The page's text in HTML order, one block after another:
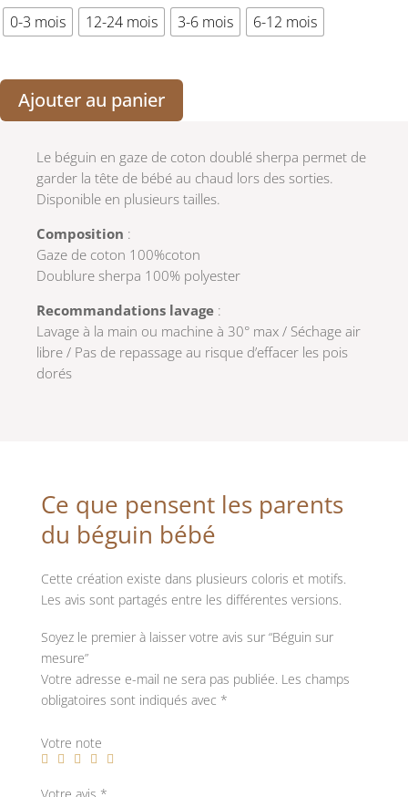
0-3 mois 12-24 mois 3-6 mois 6-12 mois
Ajouter au panier
Le béguin en gaze de coton doublé sherpa permet de
garder la tête de bébé au chaud lors des sorties.
Disponible en plusieurs tailles.
Composition :
Gaze de coton 100%coton
Doublure sherpa 100% polyester
Recommandations lavage :
Lavage à la main ou machine à 30° max / Séchage air
libre / Pas de repassage au risque d’effacer les pois
dorés
Ce que pensent les parents
du béguin bébé
Cette création existe dans plusieurs coloris et motifs.
Les avis sont partagés entre les différentes versions.
Soyez le premier à laisser votre avis sur “Béguin sur
mesure”
Votre adresse e-mail ne sera pas publiée. Les champs
obligatoires sont indiqués avec *
Votre note
Votre avis *